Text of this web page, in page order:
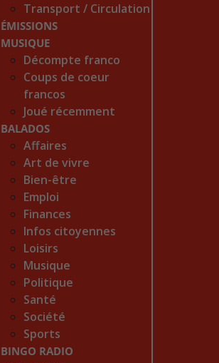
Transport / Circulation
ÉMISSIONS
MUSIQUE
Décompte franco
Coups de coeur
francos
Joué récemment
BALADOS
Affaires
Art de vivre
Bien-être
Emploi
Finances
Infos citoyennes
Loisirs
Musique
Politique
Santé
Société
Sports
BINGO RADIO